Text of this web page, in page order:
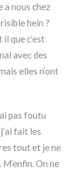
a nous chez
hein ?
que c’est
avec des
elles n’ont
pas foutu
fait les
tout et je ne
On ne